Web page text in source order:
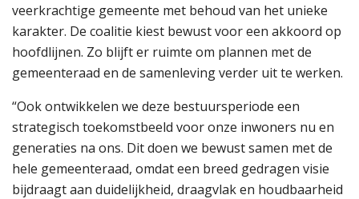
veerkrachtige gemeente met behoud van het unieke
karakter. De coalitie kiest bewust voor een akkoord op
hoofdlijnen. Zo blijft er ruimte om plannen met de
gemeenteraad en de samenleving verder uit te werken.
“Ook ontwikkelen we deze bestuursperiode een
strategisch toekomstbeeld voor onze inwoners nu en
generaties na ons. Dit doen we bewust samen met de
hele gemeenteraad, omdat een breed gedragen visie
bijdraagt aan duidelijkheid, draagvlak en houdbaarheid